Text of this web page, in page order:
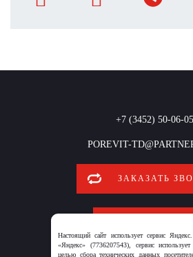
+7 (3452) 50-06-05
POREVIT-
ЗАКАЗАТЬ
Настоящий сайт использует сервис
«Яндекс» (7736207543), сервис
целью сбора технических данных